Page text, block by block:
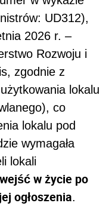
UD312),
2026 r. –
Rozwoju i
zgodnie z
lokalu
co
lokalu pod
wymagała
lokali
w życie po
ogłoszenia.